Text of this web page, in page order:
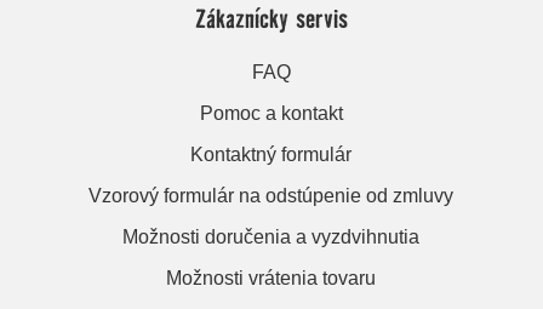
Zákaznícky servis
FAQ
Pomoc a kontakt
Kontaktný formulár
Vzorový formulár na odstúpenie od zmluvy
Možnosti doručenia a vyzdvihnutia
Možnosti vrátenia tovaru